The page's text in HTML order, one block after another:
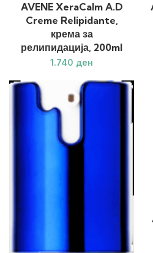
AVENE XeraCalm A.D
Creme Relipidante,
крема за
релипидација, 200ml
ден